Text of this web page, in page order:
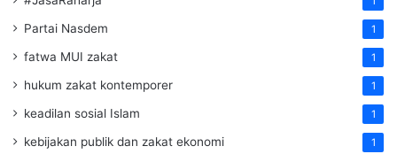
Partai Nasdem 1
fatwa MUI zakat 1
hukum zakat kontemporer 1
keadilan sosial Islam 1
kebijakan publik dan zakat ekonomi 1